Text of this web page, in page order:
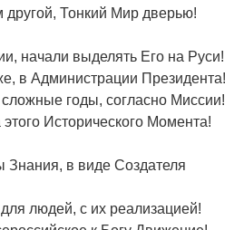
Тонкий Мир дверью!
начали выделять Его на Руси!
в Администрации Президента!
годы, согласно Миссии!
Исторического Момента!
Знания, в виде Создателя
людей, с их реализацией!